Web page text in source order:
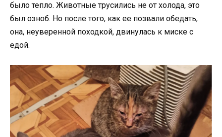
было тепло. Животные трусились не от холода, это
был озноб. Но после того, как ее позвали обедать,
она, неуверенной походкой, двинулась к миске с
едой.